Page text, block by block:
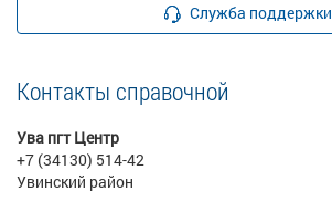
Служба поддержки
Контакты справочной
Ува пгт Центр
+7 (34130) 514-42
Увинский район